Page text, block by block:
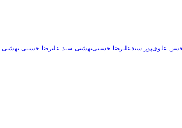
علوی‌پور سیدعلیرضا حسینی‌بهشتی سید علیرضا حسینی بهشتی